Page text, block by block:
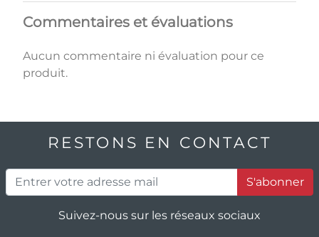
Commentaires et évaluations
Aucun commentaire ni évaluation pour ce
produit.
RESTONS EN CONTACT
S'abonner
Suivez-nous sur les réseaux sociaux